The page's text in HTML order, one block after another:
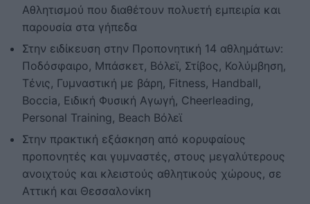
Αθλητισμού που διαθέτουν πολυετή εμπειρία και
παρουσία στα γήπεδα
Στην ειδίκευση στην Προπονητική 14 αθλημάτων:
Ποδόσφαιρο, Μπάσκετ, Βόλεϊ, Στίβος, Κολύμβηση,
Τένις, Γυμναστική με βάρη, Fitness, Handball,
Boccia, Ειδική Φυσική Αγωγή, Cheerleading,
Personal Training, Beach Βόλεϊ
Στην πρακτική εξάσκηση από κορυφαίους
προπονητές και γυμναστές, στους μεγαλύτερους
ανοιχτούς και κλειστούς αθλητικούς χώρους, σε
Αττική και Θεσσαλονίκη